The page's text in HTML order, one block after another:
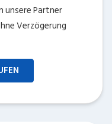
unsere Partner
Verzögerung